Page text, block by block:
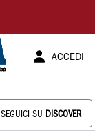
ACCEDI
SEGUICI SU DISCOVER